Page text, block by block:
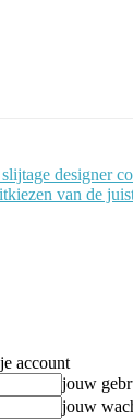
designer
van de
account
jouw
jouw